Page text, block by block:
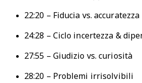
22:20 – Fiducia vs. accuratezza
24:28 – Ciclo incertezza &
27:55 – Giudizio vs. curiosità
28:20 – Problemi irrisolvibili